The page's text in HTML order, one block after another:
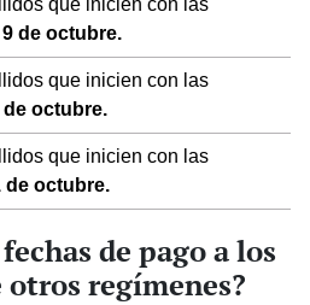
de octubre.
que inicien con las
de octubre.
que inicien con las
de octubre.
de pago a los
regímenes?